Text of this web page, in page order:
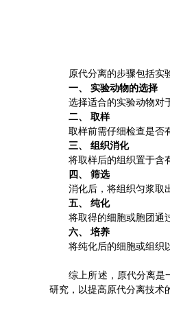
原代分离的步骤包括实验
一、 实验动物的选择
选择适合的实验动物对于
二、 取样
取样前需仔细检查是否有
三、 组织消化
将取样后的组织置于含有
四、 筛选
消化后，将组织匀浆取出
五、 纯化
将取得的细胞或胞团通过
六、 培养
将纯化后的细胞或组织以
综上所述，原代分离是一
研究，以提高原代分离技术